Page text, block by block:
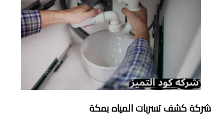
شركة كشف تسربات المياه بمكة